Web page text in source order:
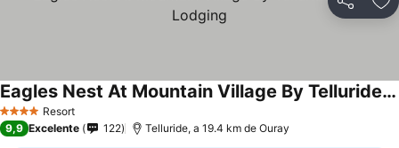
Partilhar
4 EstrelasResort
Eagles Nest At Mountain Village By Telluride Resort Lodging
9,9 Excelente 122 Telluride, a 19.4 km de Ouray